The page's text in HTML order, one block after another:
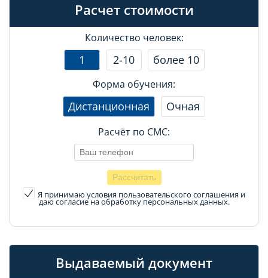
Расчет стоимости
Количество человек:
1 2-10 более 10
Форма обучения:
Дистанционная Очная
Расчёт по СМС:
Я принимаю условия пользовательского соглашения и
даю согласие на обработку персональных данных.
Выдаваемый документ